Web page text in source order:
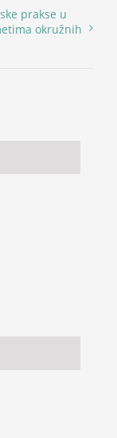
prakse u
okružnih